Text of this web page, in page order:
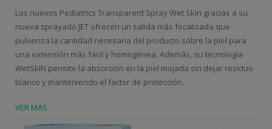
Los nuevos Pediatrics Transparent Spray Wet Skin gracias a su
nueva sprayado JET ofrecen un salida más focalizada que
pulveriza la cantidad necesaria del producto sobre la piel para
una extensión más fácil y homogénea. Además, su tecnología
WetSkIN permite la absorción en la piel mojada sin dejar residuo
blanco y manteniendo el factor de protección.
VER MÁS